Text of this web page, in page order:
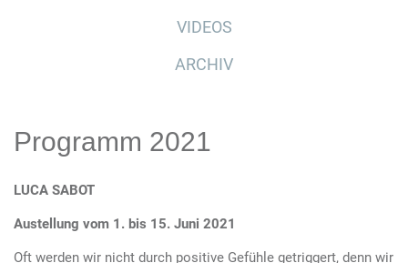
VIDEOS
ARCHIV
Programm 2021
LUCA SABOT
Austellung vom 1. bis 15. Juni 2021
Oft werden wir nicht durch positive Gefühle getriggert, denn wir